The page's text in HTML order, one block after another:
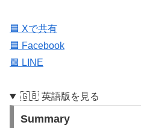
🟦 Xで共有
🟦 Facebook
🟩 LINE
🇬🇧 英語版を見る
Summary